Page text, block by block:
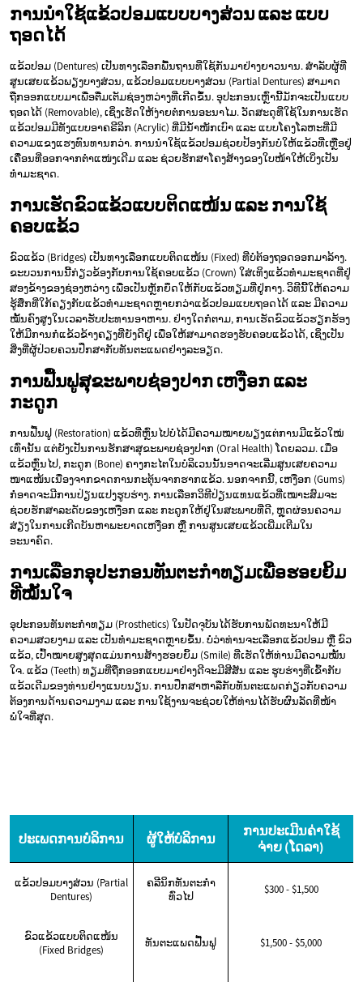
ການນຳໃຊ້ແຂ້ວປອມແບບບາງສ່ວນ ແລະ ແບບ
ຖອດໄດ້
ແຂ້ວປອມ (Dentures) ເປັນທາງເລືອກພື້ນຖານທີ່ໃຊ້ກັນມາຢ່າງຍາວນານ. ສໍາລັບຜູ້ທີ່
ສູນເສຍແຂ້ວພຽງບາງສ່ວນ, ແຂ້ວປອມແບບບາງສ່ວນ (Partial Dentures) ສາມາດ
ຖືກອອກແບບມາເພື່ອຕື່ມເຕັມຊ່ອງຫວ່າງທີ່ເກີດຂຶ້ນ. ອຸປະກອນເຫຼົ່ານີ້ມັກຈະເປັນແບບ
ຖອດໄດ້ (Removable), ເຊິ່ງເຮັດໃຫ້ງ່າຍຕໍ່ການອະນາໄມ. ວັດສະດຸທີ່ໃຊ້ໃນການເຮັດ
ແຂ້ວປອມມີທັງແບບອາຄຣີລິກ (Acrylic) ທີ່ມີນ້ຳໜັກເບົາ ແລະ ແບບໂຄງໂລຫະທີ່ມີ
ຄວາມແຂງແຮງທົນທານກວ່າ. ການນຳໃຊ້ແຂ້ວປອມຊ່ວຍປ້ອງກັນບໍ່ໃຫ້ແຂ້ວທີ່ເຫຼືອຢູ່
ເຄື່ອນທີ່ອອກຈາກຕຳແໜ່ງເດີມ ແລະ ຊ່ວຍຮັກສາໂຄງສ້າງຂອງໃບໜ້າໃຫ້ເບິ່ງເປັນ
ທຳມະຊາດ.
ການເຮັດຂົວແຂ້ວແບບຕິດແໜ້ນ ແລະ ການໃຊ້
ຄອບແຂ້ວ
ຂົວແຂ້ວ (Bridges) ເປັນທາງເລືອກແບບຕິດແໜ້ນ (Fixed) ທີ່ບໍ່ຕ້ອງຖອດອອກມາລ້າງ.
ຂະບວນການນີ້ກ່ຽວຂ້ອງກັບການໃຊ້ຄອບແຂ້ວ (Crown) ໃສ່ເທິງແຂ້ວທຳມະຊາດທີ່ຢູ່
ສອງຂ້າງຂອງຊ່ອງຫວ່າງ ເພື່ອເປັນຫຼັກຍຶດໃຫ້ກັບແຂ້ວທຽມທີ່ຢູ່ກາງ. ວິທີນີ້ໃຫ້ຄວາມ
ຮູ້ສຶກທີ່ໃກ້ຄຽງກັບແຂ້ວທຳມະຊາດຫຼາຍກວ່າແຂ້ວປອມແບບຖອດໄດ້ ແລະ ມີຄວາມ
ໝັ້ນຄົງສູງໃນເວລາຮັບປະທານອາຫານ. ຢ່າງໃດກໍ່ຕາມ, ການເຮັດຂົວແຂ້ວຮຽກຮ້ອງ
ໃຫ້ມີການກໍແຂ້ວຂ້າງຄຽງທີ່ຍັງດີຢູ່ ເພື່ອໃຫ້ສາມາດຮອງຮັບຄອບແຂ້ວໄດ້, ເຊິ່ງເປັນ
ສິ່ງທີ່ຜູ້ປ່ວຍຄວນປຶກສາກັບທັນຕະແພດຢ່າງລະອຽດ.
ການຟື້ນຟູສຸຂະພາບຊ່ອງປາກ ເຫງືອກ ແລະ
ກະດູກ
ການຟື້ນຟູ (Restoration) ແຂ້ວທີ່ຫຼົ່ນໄປບໍ່ໄດ້ມີຄວາມໝາຍພຽງແຕ່ການມີແຂ້ວໃໝ່
ເທົ່ານັ້ນ ແຕ່ຍັງເປັນການຮັກສາສຸຂະພາບຊ່ອງປາກ (Oral Health) ໂດຍລວມ. ເມື່ອ
ແຂ້ວຫຼົ່ນໄປ, ກະດູກ (Bone) ຄາງກະໄຕໃນບໍລິເວນນັ້ນອາດຈະເລີ່ມສູນເສຍຄວາມ
ໜາແໜ້ນເນື່ອງຈາກຂາດການກະຕຸ້ນຈາກຮາກແຂ້ວ. ນອກຈາກນີ້, ເຫງືອກ (Gums)
ກໍ່ອາດຈະມີການປ່ຽນແປງຮູບຮ່າງ. ການເລືອກວິທີປ່ຽນແທນແຂ້ວທີ່ເໝາະສົມຈະ
ຊ່ວຍຮັກສາລະດັບຂອງເຫງືອກ ແລະ ກະດູກໃຫ້ຢູ່ໃນສະພາບທີ່ດີ, ຫຼຸດຜ່ອນຄວາມ
ສ່ຽງໃນການເກີດບັນຫາພະຍາດເຫງືອກ ຫຼື ການສູນເສຍແຂ້ວເພີ່ມເຕີມໃນ
ອະນາຄົດ.
ການເລືອກອຸປະກອນທັນຕະກຳທຽມເພື່ອຮອຍຍິ້ມ
ທີ່ໝັ້ນໃຈ
ອຸປະກອນທັນຕະກຳທຽມ (Prosthetics) ໃນປັດຈຸບັນໄດ້ຮັບການພັດທະນາໃຫ້ມີ
ຄວາມສວຍງາມ ແລະ ເປັນທຳມະຊາດຫຼາຍຂຶ້ນ. ບໍ່ວ່າທ່ານຈະເລືອກແຂ້ວປອມ ຫຼື ຂົວ
ແຂ້ວ, ເປົ້າໝາຍສູງສຸດແມ່ນການສ້າງຮອຍຍິ້ມ (Smile) ທີ່ເຮັດໃຫ້ທ່ານມີຄວາມໝັ້ນ
ໃຈ. ແຂ້ວ (Teeth) ທຽມທີ່ຖືກອອກແບບມາຢ່າງດີຈະມີສີສັນ ແລະ ຮູບຮ່າງທີ່ເຂົ້າກັບ
ແຂ້ວເດີມຂອງທ່ານຢ່າງແນບນຽນ. ການປຶກສາຫາລືກັບທັນຕະແພດກ່ຽວກັບຄວາມ
ຕ້ອງການດ້ານຄວາມງາມ ແລະ ການໃຊ້ງານຈະຊ່ວຍໃຫ້ທ່ານໄດ້ຮັບຜົນລັດທີ່ໜ້າ
ພໍໃຈທີ່ສຸດ.
ປະເພດການບໍລິການ ຜູ້ໃຫ້ບໍລິການ
ການປະເມີນຄ່າໃຊ້
ຈ່າຍ (ໂດລາ)
ແຂ້ວປອມບາງສ່ວນ (Partial
Dentures)
ຄລີນິກທັນຕະກຳ
ທົ່ວໄປ
$300 - $1,500
ຂົວແຂ້ວແບບຕິດແໜ້ນ
(Fixed Bridges)
ທັນຕະແພດຟື້ນຟູ $1,500 - $5,000